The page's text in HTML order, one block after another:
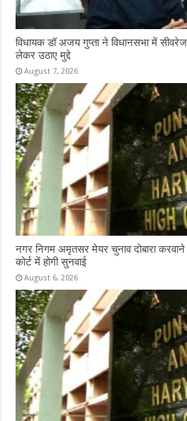
विधायक डॉ अजय गुप्ता ने विधानसभा में
लेकर उठाए मुद्दे
August 7, 2026
नगर निगम अमृतसर मेयर चुनाव दोबारा
कोर्ट में होगी सुनवाई
August 6, 2026